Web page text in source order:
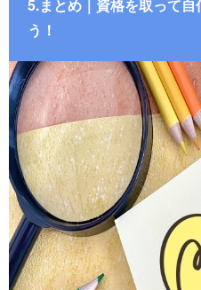
5.まとめ｜資格を取って
う！